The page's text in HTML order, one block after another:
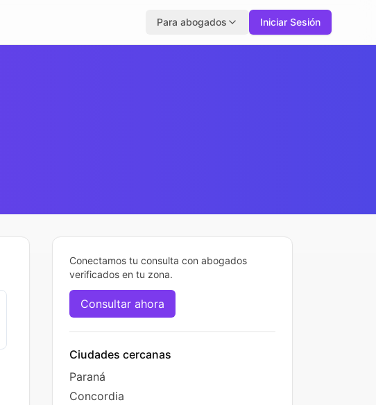
Para abogados Iniciar Sesión
Conectamos tu consulta con abogados
verificados en tu zona.
Consultar ahora
Ciudades cercanas
Paraná
Concordia